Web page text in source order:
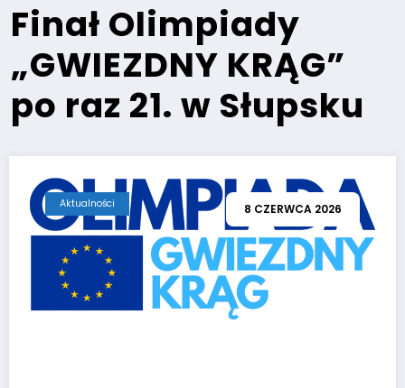
Finał Olimpiady
„GWIEZDNY KRĄG”
po raz 21. w Słupsku
Aktualności 8 CZERWCA 2026